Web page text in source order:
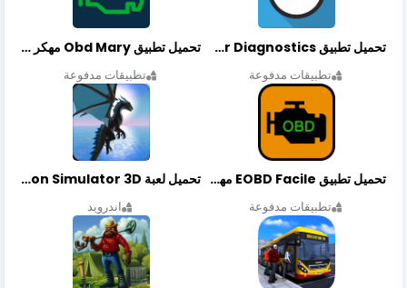
تحميل تطبيق OBDeleven Car Diagnostics مهكر أخر إصدار
تطبيقات مدفوعة
تحميل تطبيق Obd Mary مهكر أخر إصدار
تطبيقات مدفوعة
تحميل تطبيق EOBD Facile مهكر أخر إصدار
تطبيقات مدفوعة
تحميل لعبة Dragon Simulator 3D مهكرة أخر إصدار
اندرويد